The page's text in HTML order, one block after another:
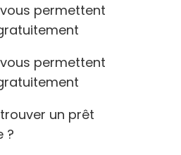
permettent
permettent
un prêt
?